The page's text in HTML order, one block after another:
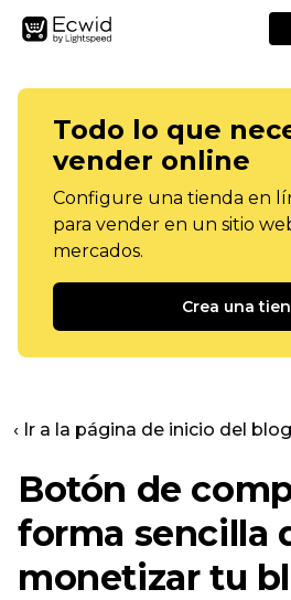
Todo lo que
vender online
Configure una tienda en
para vender en un sitio
mercados.
Crea una
‹ Ir a la página de inicio del blog
Botón de
forma sencilla
monetizar tu